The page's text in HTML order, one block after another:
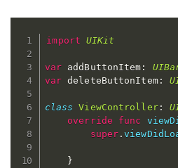
import UIKit
var addButtonItem :
var deleteButtonItem:
class ViewController:
override
func
super .
}